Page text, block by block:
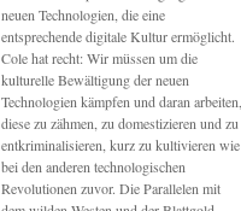
neuen Technologien, die eine
entsprechende digitale Kultur ermöglicht.
Cole hat recht: Wir müssen um die
kulturelle Bewältigung der neuen
Technologien kämpfen und daran arbeiten,
diese zu zähmen, zu domestizieren und zu
entkriminalisieren, kurz zu kultivieren wie
bei den anderen technologischen
Revolutionen zuvor. Die Parallelen mit